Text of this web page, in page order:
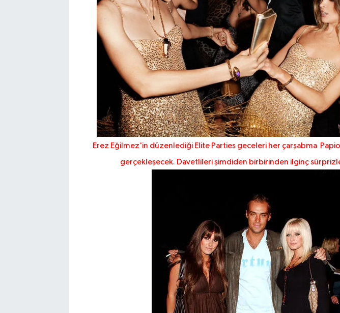
Erez Eğilmez'in düzenlediği Elite Parties geceleri her çarşabma
gerçekleşecek. Davetlileri şimdiden birbirinden ilginç